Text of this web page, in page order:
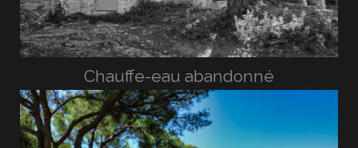
Chauffe-eau abandonné